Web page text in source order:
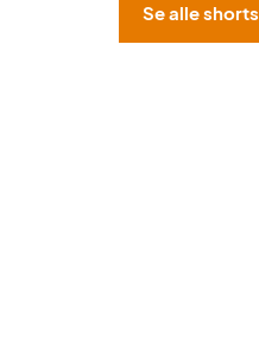
Se alle shorts